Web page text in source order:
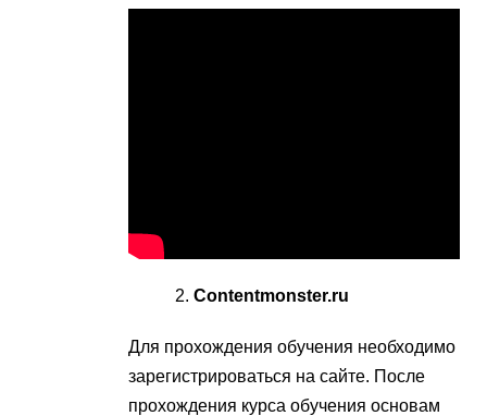
Contentmonster.ru
Для прохождения обучения необходимо
зарегистрироваться на сайте. После
прохождения курса обучения основам